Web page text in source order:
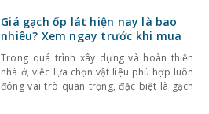
khiến không gian trở nên bí bách và phụ
thuộc nhiều
Giá gạch ốp lát hiện nay là bao
nhiêu? Xem ngay trước khi mua
Trong quá trình xây dựng và hoàn thiện
nhà ở, việc lựa chọn vật liệu phù hợp luôn
đóng vai trò quan trọng, đặc biệt là gạch